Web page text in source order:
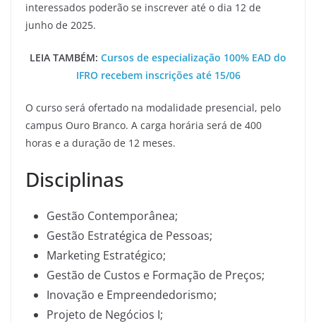
interessados poderão se inscrever até o dia 12 de
junho de 2025.
LEIA TAMBÉM: Cursos de especialização 100% EAD do
IFRO recebem inscrições até 15/06
O curso será ofertado na modalidade presencial, pelo
campus Ouro Branco. A carga horária será de 400
horas e a duração de 12 meses.
Disciplinas
Gestão Contemporânea;
Gestão Estratégica de Pessoas;
Marketing Estratégico;
Gestão de Custos e Formação de Preços;
Inovação e Empreendedorismo;
Projeto de Negócios I;